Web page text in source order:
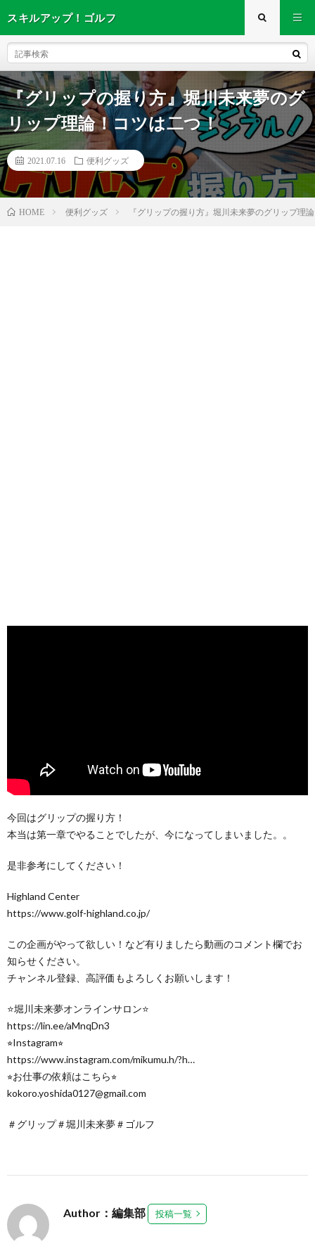
スキルアップ！ゴルフ
『グリップの握り方』堀川未来夢のグ
リップ理論！コツは二つ！
2021.07.16 便利グッズ
HOME 便利グッズ 『グリップの握り方』堀川未来夢のグリップ理
今回はグリップの握り方！
本当は第一章でやることでしたが、今になってしまいました。。
是非参考にしてください！
Highland Center
https://www.golf-highland.co.jp/
この企画がやって欲しい！など有りましたら動画のコメント欄でお
知らせください。
チャンネル登録、高評価もよろしくお願いします！
⭐️堀川未来夢オンラインサロン⭐️
https://lin.ee/aMnqDn3
⭐︎Instagram⭐︎
https://www.instagram.com/mikumu.h/?h…
⭐︎お仕事の依頼はこちら⭐︎
kokoro.yoshida0127@gmail.com
＃グリップ＃堀川未来夢＃ゴルフ
Author：編集部 投稿一覧